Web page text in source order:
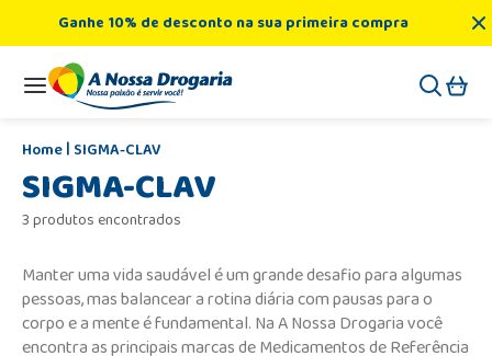
Ganhe 10% de desconto na sua primeira compra
SIGMA-CLAV
SIGMA-CLAV
3 produtos encontrados
Manter uma vida saudável é um grande desafio para algumas
pessoas, mas balancear a rotina diária com pausas para o
corpo e a mente é fundamental. Na A Nossa Drogaria você
encontra as principais marcas de Medicamentos de Referência